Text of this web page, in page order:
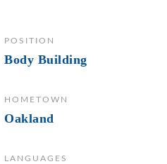
POSITION
Body Building
HOMETOWN
Oakland
LANGUAGES